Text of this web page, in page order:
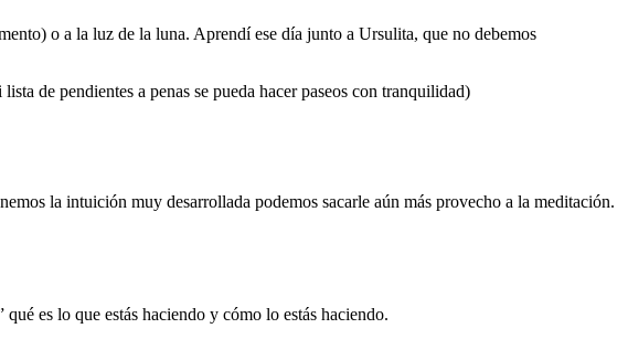
o a la luz de la luna. Aprendí ese día junto a Ursulita, que no debemos
de pendientes a penas se pueda hacer paseos con tranquilidad)
la intuición muy desarrollada podemos sacarle aún más provecho a la meditación.
es lo que estás haciendo y cómo lo estás haciendo.